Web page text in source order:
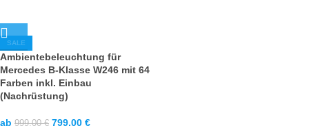
SALE
Ambientebeleuchtung für
Mercedes B-Klasse W246 mit 64
Farben inkl. Einbau
(Nachrüstung)
ab 999,00€ 799,00 €